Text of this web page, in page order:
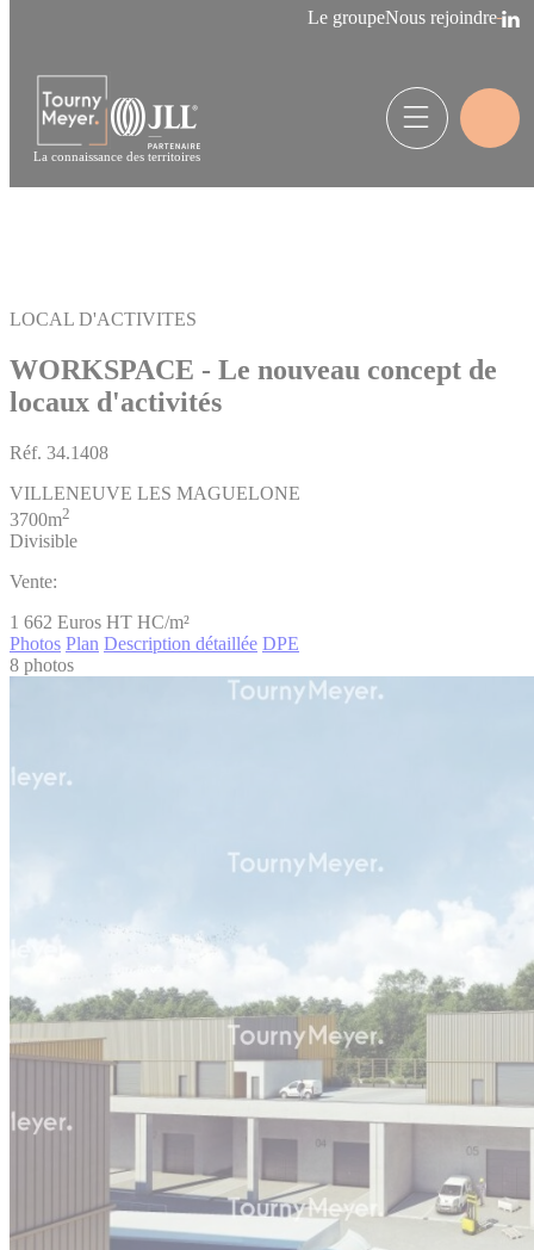
Le groupeNous rejoindre
La connaissance des territoires
LOCAL D'ACTIVITES
WORKSPACE - Le nouveau concept de
locaux d'activités
Réf. 34.1408
VILLENEUVE LES MAGUELONE
3700m2
Divisible
Vente:
1 662 Euros HT HC/m²
Photos Plan Description détaillée DPE
8 photos